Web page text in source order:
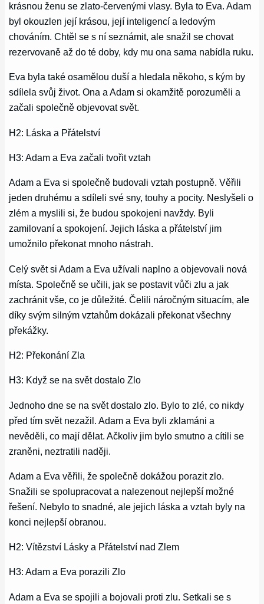
krásnou ženu se zlato-červenými vlasy. Byla to Eva. Adam
byl okouzlen její krásou, její inteligencí a ledovým
chováním. Chtěl se s ní seznámit, ale snažil se chovat
rezervovaně až do té doby, kdy mu ona sama nabídla ruku.
Eva byla také osamělou duší a hledala někoho, s kým by
sdílela svůj život. Ona a Adam si okamžitě porozuměli a
začali společně objevovat svět.
H2: Láska a Přátelství
H3: Adam a Eva začali tvořit vztah
Adam a Eva si společně budovali vztah postupně. Věřili
jeden druhému a sdíleli své sny, touhy a pocity. Neslyšeli o
zlém a myslili si, že budou spokojeni navždy. Byli
zamilovaní a spokojení. Jejich láska a přátelství jim
umožnilo překonat mnoho nástrah.
Celý svět si Adam a Eva užívali naplno a objevovali nová
místa. Společně se učili, jak se postavit vůči zlu a jak
zachránit vše, co je důležité. Čelili náročným situacím, ale
díky svým silným vztahům dokázali překonat všechny
překážky.
H2: Překonání Zla
H3: Když se na svět dostalo Zlo
Jednoho dne se na svět dostalo zlo. Bylo to zlé, co nikdy
před tím svět nezažil. Adam a Eva byli zklamáni a
nevěděli, co mají dělat. Ačkoliv jim bylo smutno a cítili se
zraněni, neztratili naději.
Adam a Eva věřili, že společně dokážou porazit zlo.
Snažili se spolupracovat a nalezenout nejlepší možné
řešení. Nebylo to snadné, ale jejich láska a vztah byly na
konci nejlepší obranou.
H2: Vítězství Lásky a Přátelství nad Zlem
H3: Adam a Eva porazili Zlo
Adam a Eva se spojili a bojovali proti zlu. Setkali se s